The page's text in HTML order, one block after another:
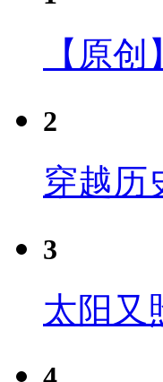
【原
2
穿越历
3
太阳又